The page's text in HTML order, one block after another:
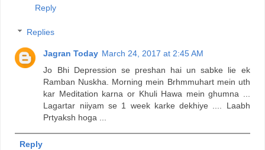
Reply
Replies
Jagran Today March 24, 2017 at 2:45 AM
Jo Bhi Depression se preshan hai un sabke lie ek
Ramban Nuskha. Morning mein Brhmmuhart mein uth
kar Meditation karna or Khuli Hawa mein ghumna ...
Lagartar niiyam se 1 week karke dekhiye .... Laabh
Prtyaksh hoga ...
Reply